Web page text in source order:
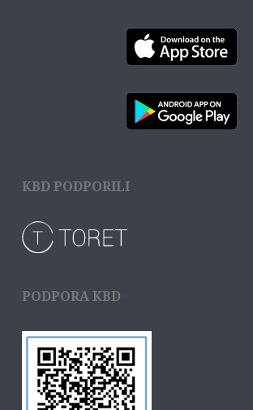
KBD PODPORILI
PODPORA KBD